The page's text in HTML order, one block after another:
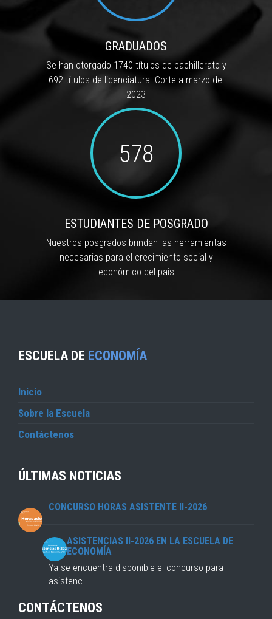
GRADUADOS
Se han otorgado 1740 títulos de bachillerato y
692 títulos de licenciatura. Corte a marzo del
2023
578
ESTUDIANTES DE POSGRADO
Nuestros posgrados brindan las herramientas
necesarias para el crecimiento social y
económico del país
ESCUELA DE ECONOMÍA
Inicio
Sobre la Escuela
Contáctenos
ÚLTIMAS NOTICIAS
CONCURSO HORAS ASISTENTE II-2026
ASISTENCIAS II-2026 EN LA ESCUELA DE
ECONOMÍA
Ya se encuentra disponible el concurso para
asistenc
CONTÁCTENOS